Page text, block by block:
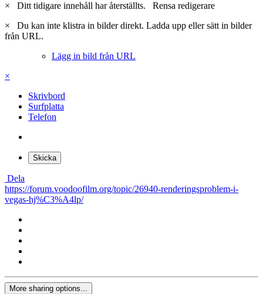
×
Ditt tidigare innehåll har återställts. Rensa redigerare
×
Du kan inte klistra in bilder direkt. Ladda upp eller sätt in bilder
från URL.
Lägg in bild från URL
×
Skrivbord
Surfplatta
Telefon
Skicka
Dela
https://forum.voodoofilm.org/topic/26940-renderingsproblem-i-
vegas-hj%C3%A4lp/
More sharing options...